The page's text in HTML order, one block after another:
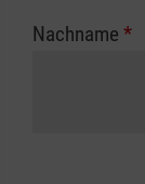
Nachname *